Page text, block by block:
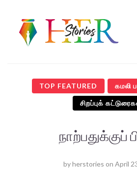
TOP FEATURED கமலி
சிறப்புக்
நாற்பதுக்குப்
byherstories on April